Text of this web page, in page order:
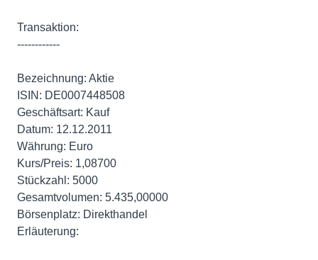
Transaktion:
------------
Bezeichnung: Aktie
ISIN: DE0007448508
Geschäftsart: Kauf
Datum: 12.12.2011
Währung: Euro
Kurs/Preis: 1,08700
Stückzahl: 5000
Gesamtvolumen: 5.435,00000
Börsenplatz: Direkthandel
Erläuterung: